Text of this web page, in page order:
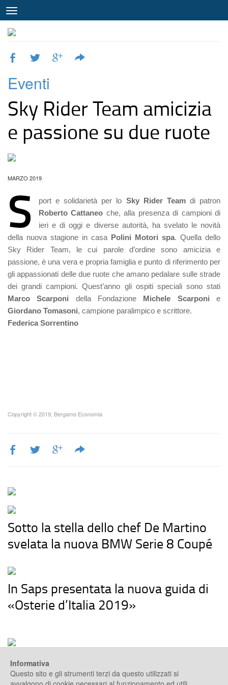
Eventi
Sky Rider Team amicizia
e passione su due ruote
MARZO 2019
S port e solidarietà per lo Sky Rider Teamdi patron
Roberto Cattaneo che, alla presenza di campioni di
ieri e di oggi e diverse autorità, ha svelato le novità
della nuova stagione in casa Polini Motori spa. Quella dello
Sky Rider Team, le cui parole d’ordine sono amicizia e
passione, è una vera e propria famiglia e punto di riferimento per
gli appassionati delle due ruote che amano pedalare sulle strade
dei grandi campioni. Quest’anno gli ospiti speciali sono stati
Marco Scarponi della Fondazione Michele Scarponi e
Giordano Tomasoni, campione paralimpico e scrittore.
Federica Sorrentino
Copyright © 2019, Bergamo Economia
Sotto la stella dello chef De Martino
svelata la nuova BMW Serie 8 Coupé
In Saps presentata la nuova guida di
«Osterie d’Italia 2019»
Informativa
Questo sito e gli strumenti terzi da questo utilizzati si